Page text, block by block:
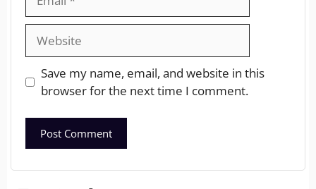
Save my name, email, and website in this
browser for the next time I comment.